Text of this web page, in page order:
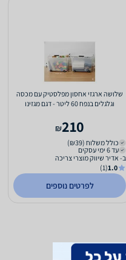
שלושה ארגזי אחסון מפלסטיק עם מכסה
וגלגלים בנפח 60 ליטר - דגם מגזינו
210
₪
כולל משלוח (₪39)
עד 6 ימי עסקים
ב- אדיר שיווק מוצרי צריכה
1.0
(1)
לפרטים נוספים